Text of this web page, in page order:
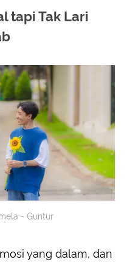
tapi Tak Lari
- Guntur
yang dalam, dan